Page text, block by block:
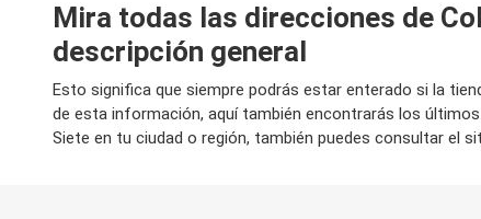
Mira todas las direcciones de
descripción general
Esto significa que siempre podrás estar enterado si la
de esta información, aquí también encontrarás los
Siete en tu ciudad o región, también puedes consultar el